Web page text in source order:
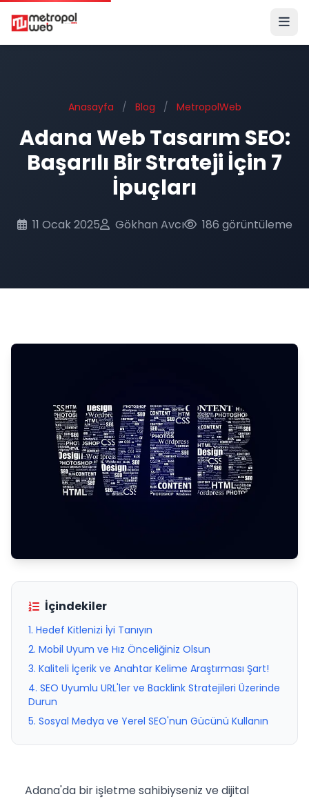
Ana içeriğe geç
Anasayfa / Blog / MetropolWeb
Adana Web Tasarım SEO:
Başarılı Bir Strateji İçin 7
İpuçları
11 Ocak 2025 Gökhan Avcı 186 görüntüleme
İçindekiler
1. Hedef Kitlenizi İyi Tanıyın
2. Mobil Uyum ve Hız Önceliğiniz Olsun
3. Kaliteli İçerik ve Anahtar Kelime Araştırması Şart!
4. SEO Uyumlu URL'ler ve Backlink Stratejileri Üzerinde
Durun
5. Sosyal Medya ve Yerel SEO'nun Gücünü Kullanın
Adana'da bir işletme sahibiyseniz ve dijital